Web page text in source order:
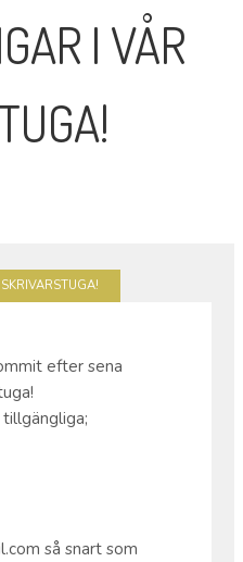
I VÅR
efter sena
så snart som